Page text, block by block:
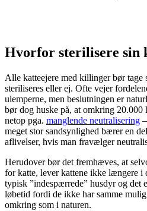
Hvorfor sterilisere sin
Alle katteejere med killinger bør tage
steriliseres eller ej. Ofte vejer
ulemperne, men beslutningen er
bør dog huske på, at omkring 20.000
netop pga. manglende neutralisering
meget stor sandsynlighed bærer en
aflivelser, hvis man fravælger
Herudover bør det fremhæves, at
for katte, lever kattene ikke længere i
typisk ”indespærrede” husdyr og det
løbetid fordi de ikke har samme
omkring som i naturen.